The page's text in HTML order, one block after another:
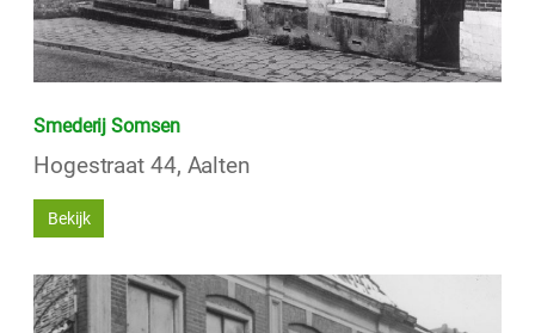
Smederij Somsen
Hogestraat 44, Aalten
Bekijk